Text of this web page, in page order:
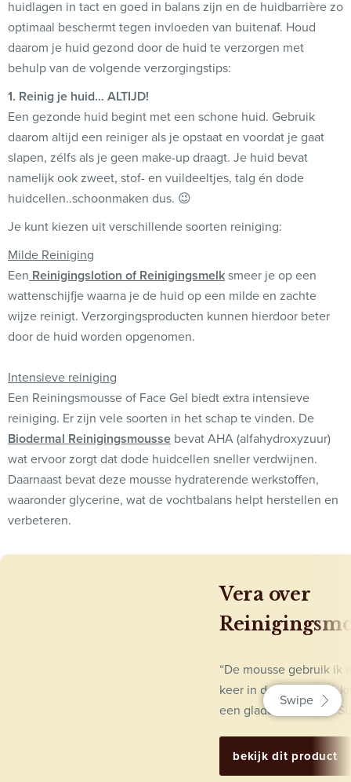
huidlagen in tact en goed in balans zijn en de huidbarrière zo
optimaal beschermt tegen invloeden van buitenaf. Houd
daarom je huid gezond door de huid te verzorgen met
behulp van de volgende verzorgingstips:
1. Reinig je huid… ALTIJD!
Een gezonde huid begint met een schone huid. Gebruik
daarom altijd een reiniger als je opstaat en voordat je gaat
slapen, zélfs als je geen make-up draagt. Je huid bevat
namelijk ook zweet, stof- en vuildeeltjes, talg én dode
huidcellen..schoonmaken dus. 😉
Je kunt kiezen uit verschillende soorten reiniging:
Milde Reiniging
Een Reinigingslotion of Reinigingsmelksmeer je op een
wattenschijfje waarna je de huid op een milde en zachte
wijze reinigt. Verzorgingsproducten kunnen hierdoor beter
door de huid worden opgenomen.
Intensieve reiniging
Een Reiningsmousse of Face Gel biedt extra intensieve
reiniging. Er zijn vele soorten in het schap te vinden. De
Biodermal Reinigingsmousse bevat AHA (alfahydroxyzuur)
wat ervoor zorgt dat dode huidcellen sneller verdwijnen.
Daarnaast bevat deze mousse hydraterende werkstoffen,
waaronder glycerine, wat de vochtbalans helpt herstellen en
verbeteren.
Vera over
“De mousse gebruik ik
keer in de week en ik
een gladde huid van.
bekijk dit product